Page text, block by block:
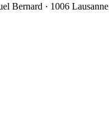
Bernard · 1006 Lausanne